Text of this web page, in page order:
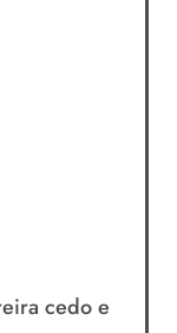
cedo e